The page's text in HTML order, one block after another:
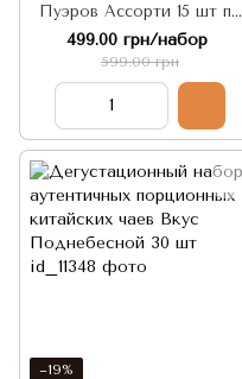
Пуэров Ассорти 15 шт по
5г ж/б, Китай
499.00 грн/набор
599.00 грн
−19%